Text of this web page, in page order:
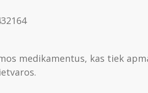
medikamentus, kas tiek